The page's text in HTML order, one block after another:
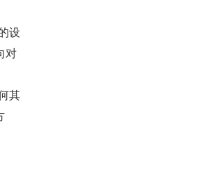
设
对
其